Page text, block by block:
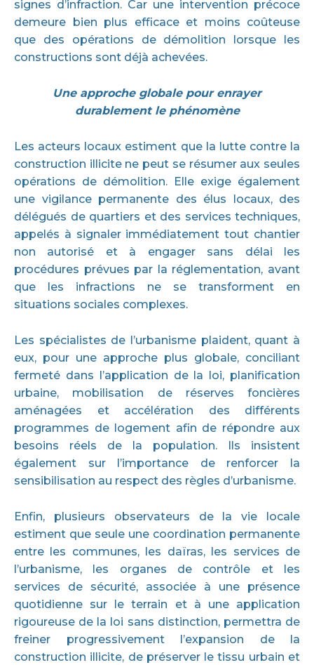
signes d’infraction. Car une intervention précoce
demeure bien plus efficace et moins coûteuse
que des opérations de démolition lorsque les
constructions sont déjà achevées.
Une approche globale pour enrayer
durablement le phénomène
Les acteurs locaux estiment que la lutte contre la
construction illicite ne peut se résumer aux seules
opérations de démolition. Elle exige également
une vigilance permanente des élus locaux, des
délégués de quartiers et des services techniques,
appelés à signaler immédiatement tout chantier
non autorisé et à engager sans délai les
procédures prévues par la réglementation, avant
que les infractions ne se transforment en
situations sociales complexes.
Les spécialistes de l’urbanisme plaident, quant à
eux, pour une approche plus globale, conciliant
fermeté dans l’application de la loi, planification
urbaine, mobilisation de réserves foncières
aménagées et accélération des différents
programmes de logement afin de répondre aux
besoins réels de la population. Ils insistent
également sur l’importance de renforcer la
sensibilisation au respect des règles d’urbanisme.
Enfin, plusieurs observateurs de la vie locale
estiment que seule une coordination permanente
entre les communes, les daïras, les services de
l’urbanisme, les organes de contrôle et les
services de sécurité, associée à une présence
quotidienne sur le terrain et à une application
rigoureuse de la loi sans distinction, permettra de
freiner progressivement l’expansion de la
construction illicite, de préserver le tissu urbain et